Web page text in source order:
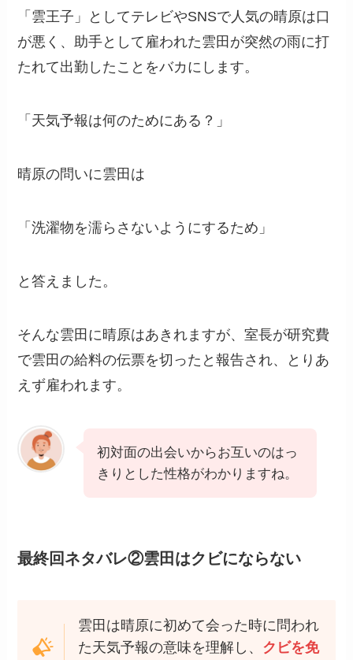
「雲王子」としてテレビやSNSで人気の晴原は口
が悪く、助手として雇われた雲田が突然の雨に打
たれて出勤したことをバカにします。
「天気予報は何のためにある？」
晴原の問いに雲田は
「洗濯物を濡らさないようにするため」
と答えました。
そんな雲田に晴原はあきれますが、室長が研究費
で雲田の給料の伝票を切ったと報告され、とりあ
えず雇われます。
初対面の出会いからお互いのはっ
きりとした性格がわかりますね。
最終回ネタバレ②雲田はクビにならない
雲田は晴原に初めて会った時に問われ
た天気予報の意味を理解し、 クビを免